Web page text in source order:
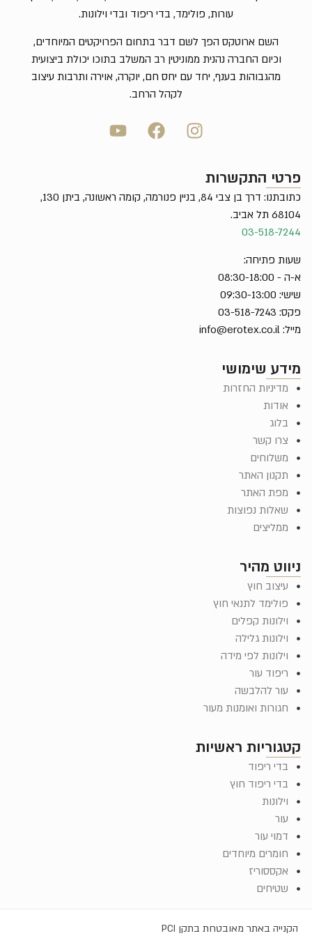
קטגוריות ראשיות
בדי ריפוד
בדי ריפוד חוץ
וילונות
עור
דמוי עור
חומרים מיוחדים
אקססוריז
שטיחים
ניווט מהיר
עיצוב חוץ
פולימד לתנאי חוץ
וילונות קפלים
וילונות גלילה
וילונות לפי מידה
ריפוד עור
עור להלבשה
חגורות ואומנות מעור
מידע שימושי
מדיניות החזרות
אודות
בלוג
צרו קשר
משלוחים
תקנון האתר
מפת האתר
שאלות נפוצות
ממליצים
פרטי התקשרות
כתובתנו: דרך בן צבי 84, בניין פנורמה, קומה ראשונה, ביתן 130,
68104 תל אביב.
03-518-7244
שעות פתיחה:
א-ה - 08:30-18:00
שישי: 09:30-13:00
פקס: 03-518-7243
מייל: info@erotex.co.il
עורות, פולימד, בדי ריפוד ובדי וילונות.
השם ארוטקס הפך לשם דבר בתחום הפרויקטים המיוחדים,
וכיום החברה נהנית ממוניטין רב המשלב בתוכו יכולת ביצועית
מהגבוהות בענף, יחד עם יחס חם, יוקרה, אוירה ותרבות עיצוב
לקהל הרחב.
הקנייה באתר מאובטחת בתקן PCI